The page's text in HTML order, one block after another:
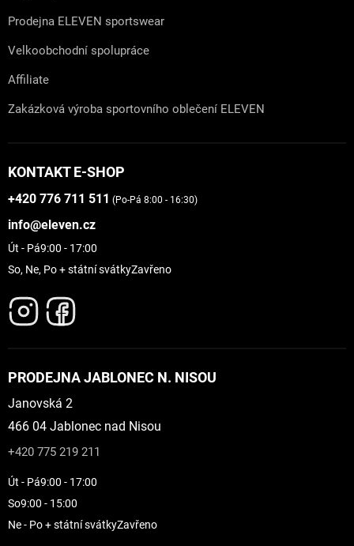
Prodejna ELEVEN sportswear
Velkoobchodní spolupráce
Affiliate
Zakázková výroba sportovního oblečení ELEVEN
KONTAKT E-SHOP
+420 776 711 511 (Po-Pá 8:00 - 16:30)
info@eleven.cz
Út - Pá9:00 - 17:00
So, Ne, Po + státní svátkyZavřeno
PRODEJNA JABLONEC N. NISOU
Janovská 2
466 04 Jablonec nad Nisou
+420 775 219 211
Út - Pá9:00 - 17:00
So9:00 - 15:00
Ne - Po + státní svátkyZavřeno